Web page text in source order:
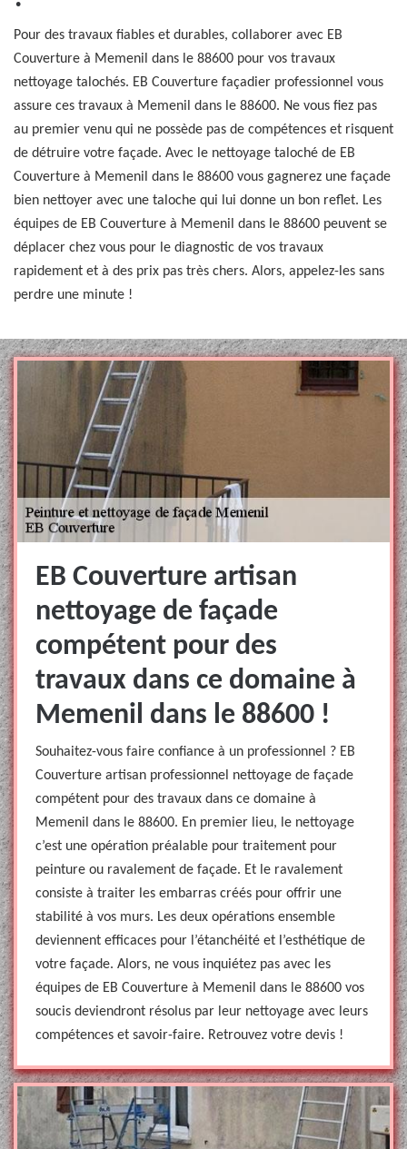
Pour des travaux fiables et durables, collaborer avec EB
Couverture à Memenil dans le 88600 pour vos travaux
nettoyage talochés. EB Couverture façadier professionnel vous
assure ces travaux à Memenil dans le 88600. Ne vous fiez pas
au premier venu qui ne possède pas de compétences et risquent
de détruire votre façade. Avec le nettoyage taloché de EB
Couverture à Memenil dans le 88600 vous gagnerez une façade
bien nettoyer avec une taloche qui lui donne un bon reflet. Les
équipes de EB Couverture à Memenil dans le 88600 peuvent se
déplacer chez vous pour le diagnostic de vos travaux
rapidement et à des prix pas très chers. Alors, appelez-les sans
perdre une minute !
EB Couverture artisan
nettoyage de façade
compétent pour des
travaux dans ce domaine à
Memenil dans le 88600 !
Souhaitez-vous faire confiance à un professionnel ? EB
Couverture artisan professionnel nettoyage de façade
compétent pour des travaux dans ce domaine à
Memenil dans le 88600. En premier lieu, le nettoyage
c’est une opération préalable pour traitement pour
peinture ou ravalement de façade. Et le ravalement
consiste à traiter les embarras créés pour offrir une
stabilité à vos murs. Les deux opérations ensemble
deviennent efficaces pour l’étanchéité et l’esthétique de
votre façade. Alors, ne vous inquiétez pas avec les
équipes de EB Couverture à Memenil dans le 88600 vos
soucis deviendront résolus par leur nettoyage avec leurs
compétences et savoir-faire. Retrouvez votre devis !